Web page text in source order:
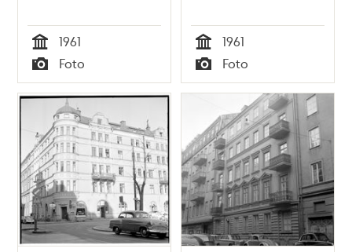
Tid
1961
Typ
Foto Tid
1961
Typ
Foto